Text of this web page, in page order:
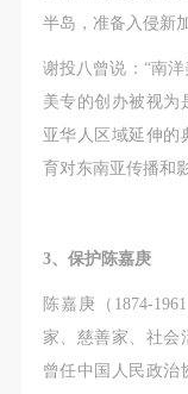
半岛，准备入侵新
谢投八曾说：“南
美专的创办被视为
亚华人区域延伸的
育对东南亚传播和
3、保护陈嘉庚
陈嘉庚（1874-
家、慈善家、社会
曾任中国人民政治